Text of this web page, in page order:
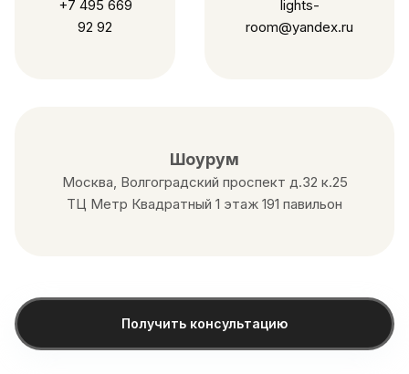
+7 495 669
92 92
lights-
room@yandex.ru
Шоурум
Москва, Волгоградский проспект д.32 к.25
ТЦ Метр Квадратный 1 этаж 191 павильон
Получить консультацию